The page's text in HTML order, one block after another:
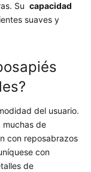
Su capacidad
suaves y
del usuario.
muchas de
con reposabrazos
con
de